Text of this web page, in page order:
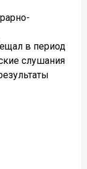
в период
слушания